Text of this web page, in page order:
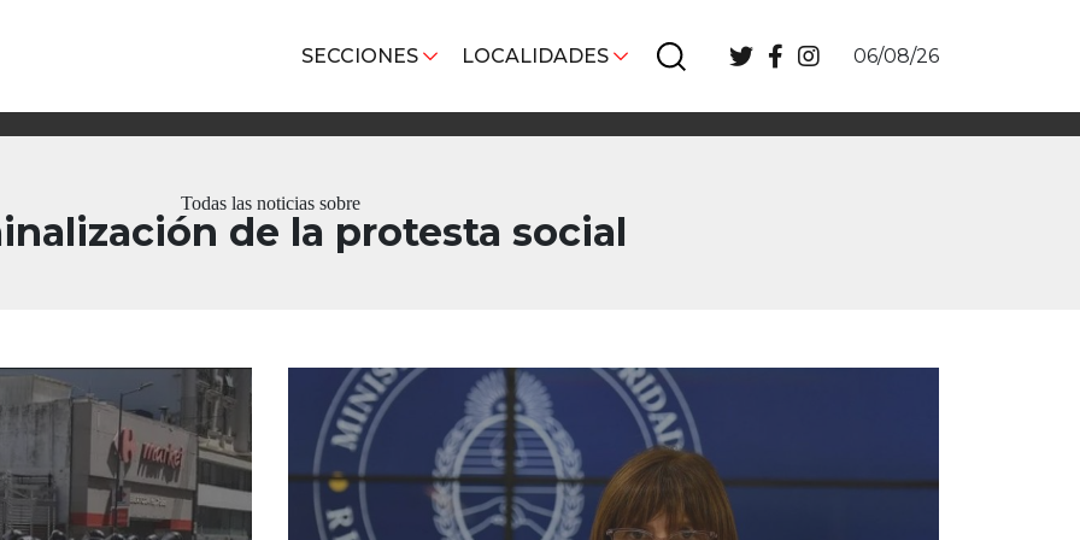
SECCIONES LOCALIDADES 06/08/26
Todas las noticias sobre
de la protesta social